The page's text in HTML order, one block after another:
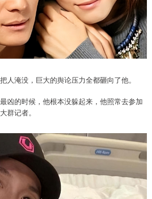
人淹没，巨大的舆论压力全都砸向了他。
凶的时候，他根本没躲起来，他照常去参加
群记者。